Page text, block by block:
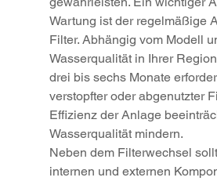
Wartung ist der regelmäßige
Filter. Abhängig vom Modell
Wasserqualität in Ihrer
drei bis sechs Monate
verstopfter oder abgenutzter
Effizienz der Anlage
Wasserqualität mindern.
Neben dem Filterwechsel
internen und externen